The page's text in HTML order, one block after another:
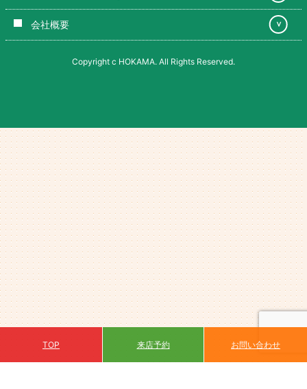
会社概要 ＞
Copyright c HOKAMA. All Rights Reserved.
TOP 来店予約 お問い合わせ